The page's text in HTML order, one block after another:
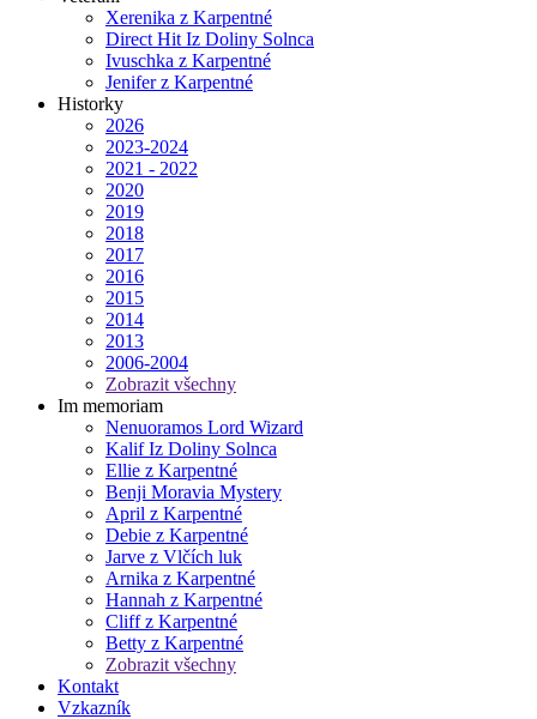
Xerenika z Karpentné
Direct Hit Iz Doliny Solnca
Ivuschka z Karpentné
Jenifer z Karpentné
Historky
2026
2023-2024
2021 - 2022
2020
2019
2018
2017
2016
2015
2014
2013
2006-2004
Zobrazit všechny
Im memoriam
Nenuoramos Lord Wizard
Kalif Iz Doliny Solnca
Ellie z Karpentné
Benji Moravia Mystery
April z Karpentné
Debie z Karpentné
Jarve z Vlčích luk
Arnika z Karpentné
Hannah z Karpentné
Cliff z Karpentné
Betty z Karpentné
Zobrazit všechny
Kontakt
Vzkazník